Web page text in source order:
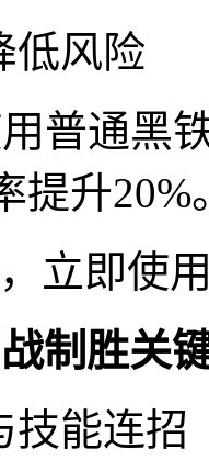
低风险
普通黑
提升20%
立即使
制胜关
技能连招